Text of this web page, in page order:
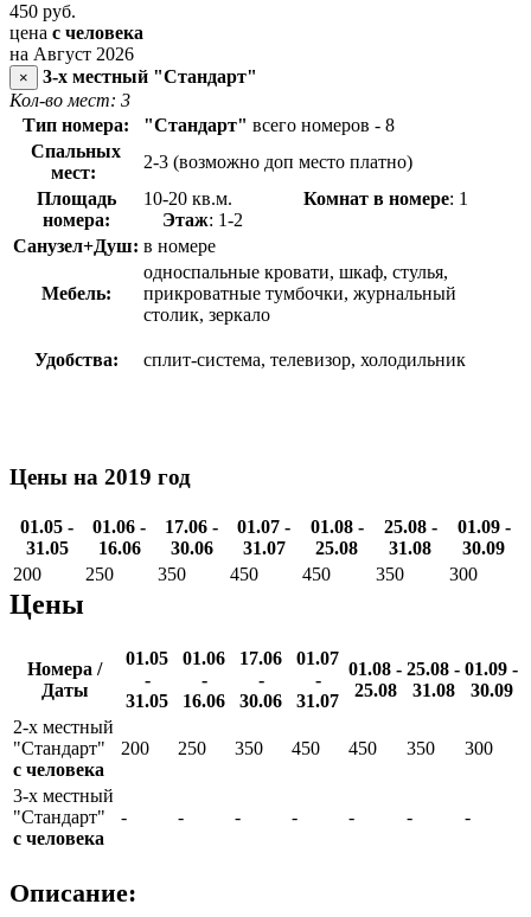
450 руб.
цена с человека
на Август 2026
×
3-х местный "Стандарт"
Кол-во мест: 3
Тип номера:
"Стандарт" всего номеров - 8
Спальных
мест:
2-3 (возможно доп место платно)
Площадь
номера:
10-20 кв.м. Комнат в номере: 1
Этаж: 1-2
Санузел+Душ: в номере
Мебель:
односпальные кровати, шкаф, стулья,
прикроватные тумбочки, журнальный
столик, зеркало
Удобства: сплит-система, телевизор, холодильник
Цены на 2019 год
01.05 -
31.05
01.06 -
16.06
17.06 -
30.06
01.07 -
31.07
01.08 -
25.08
25.08 -
31.08
01.09 -
30.09
200
250 350 450 450 350 300
Цены
Номера /
Даты
01.05
-
31.05
01.06
-
16.06
17.06
-
30.06
01.07
-
31.07
01.08 -
25.08
25.08 -
31.08
01.09 -
30.09
2-х местный
"Стандарт"
с человека
200 250 350 450 450 350 300
3-х местный
"Стандарт"
с человека
- - - - - - -
Описание: